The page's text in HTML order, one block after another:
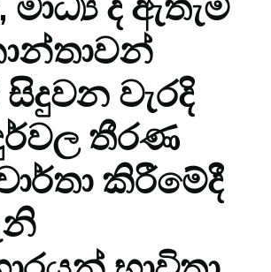
වැරදි
තීරණ
කිරීමේදී